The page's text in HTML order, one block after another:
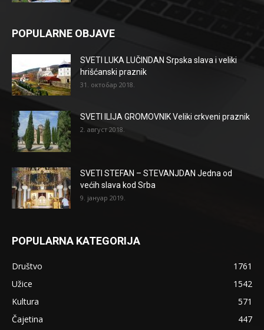
POPULARNE OBJAVE
SVETI LUKA LUČINDAN Srpska slava i veliki
hrišćanski praznik
31. октобар 2018.
SVETI ILIJA GROMOVNIK Veliki crkveni praznik
2. август 2018.
SVETI STEFAN – STEVANJDAN Jedna od
većih slava kod Srba
9. јануар 2019.
POPULARNA KATEGORIJA
Društvo
1761
Užice
1542
Kultura
571
Čajetina
447